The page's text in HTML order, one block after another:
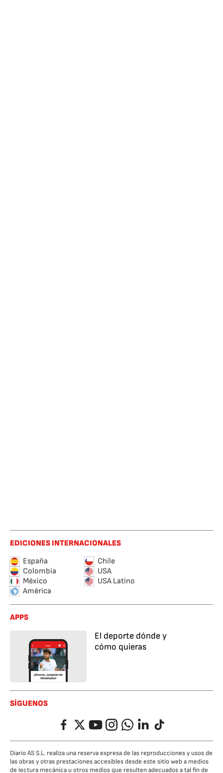
EDICIONES INTERNACIONALES
España
Chile
Colombia
USA
México
USA Latino
América
APPS
El deporte dónde y
cómo quieras
SÍGUENOS
FacebookTwitterYouTubeInstagramWhatsappLinkedIn
TikTok
Diario AS S.L. realiza una reserva expresa de las reproducciones y usos de
las obras y otras prestaciones accesibles desde este sitio web a medios
de lectura mecánica u otros medios que resulten adecuados a tal fin de